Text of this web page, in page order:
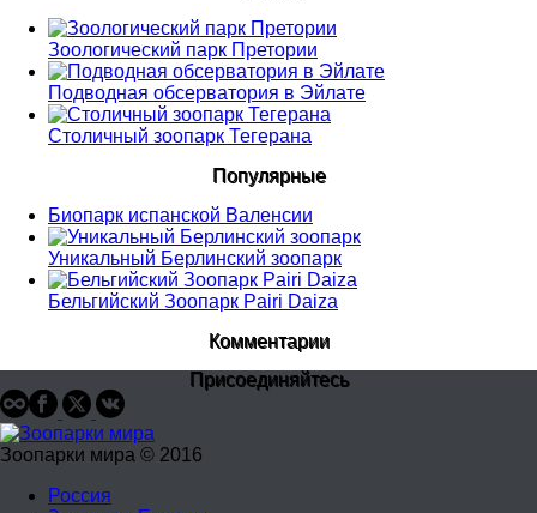
Зоологический парк Претории
Подводная обсерватория в Эйлате
Столичный зоопарк Тегерана
Популярные
Биопарк испанской Валенсии
Уникальный Берлинский зоопарк
Бельгийский Зоопарк Pairi Daiza
Комментарии
Присоединяйтесь
Зоопарки мира © 2016
Россия